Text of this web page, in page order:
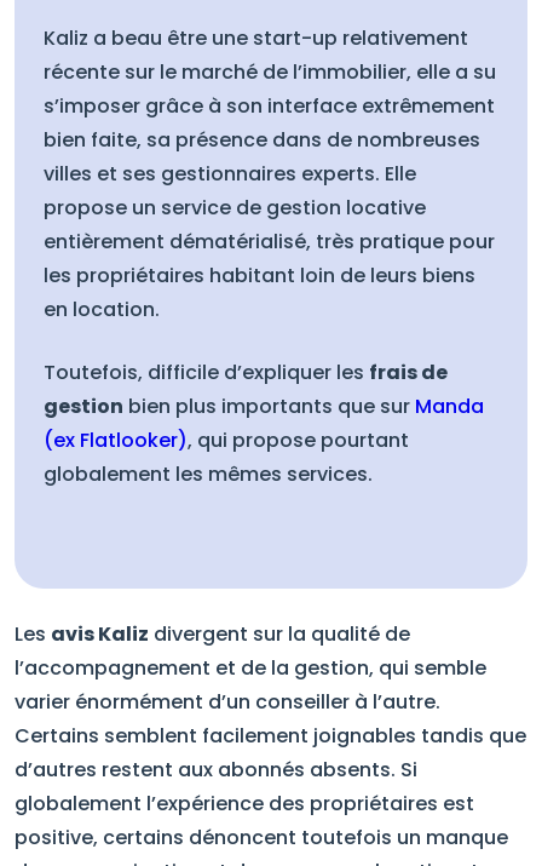
Kaliz a beau être une start-up relativement
récente sur le marché de l’immobilier, elle a su
s’imposer grâce à son interface extrêmement
bien faite, sa présence dans de nombreuses
villes et ses gestionnaires experts. Elle
propose un service de gestion locative
entièrement dématérialisé, très pratique pour
les propriétaires habitant loin de leurs biens
en location.
Toutefois, difficile d’expliquer les frais de
gestion bien plus importants que sur Manda
(ex Flatlooker), qui propose pourtant
globalement les mêmes services.
Les avis Kaliz divergent sur la qualité de
l’accompagnement et de la gestion, qui semble
varier énormément d’un conseiller à l’autre.
Certains semblent facilement joignables tandis que
d’autres restent aux abonnés absents. Si
globalement l’expérience des propriétaires est
positive, certains dénoncent toutefois un manque